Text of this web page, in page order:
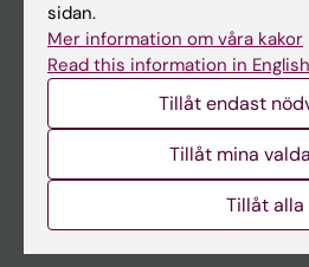
Student på KI
Medarbetarportalen
sidan.
Mer information om våra kakor
Read this information in English
Tillåt endast
Tillåt mina
Tillåt alla